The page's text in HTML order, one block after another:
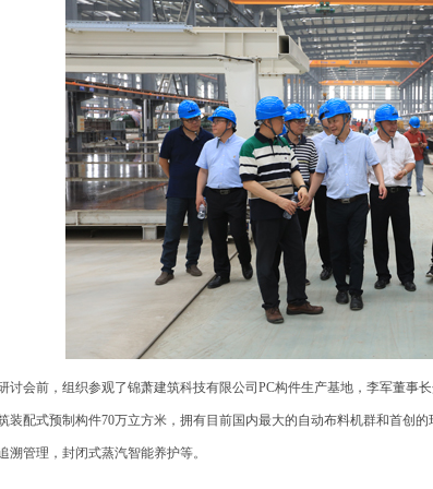
讨会前，组织参观了锦萧建筑科技有限公司PC构件生产基地，李军董事
装配式预制构件70万立方米，拥有目前国内最大的自动布料机群和首创
溯管理，封闭式蒸汽智能养护等。